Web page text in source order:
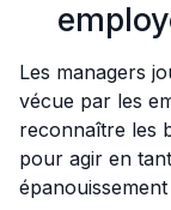
Les managers
vécue par les
reconnaître les
pour agir en